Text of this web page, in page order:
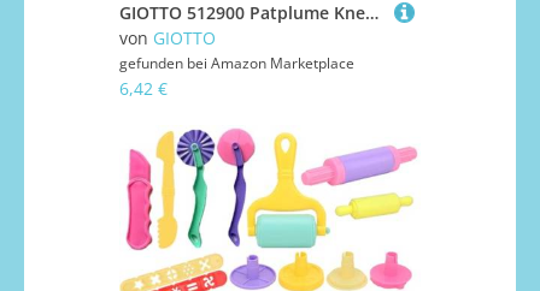
GIOTTO 512900 Patplume Knetmasse auf pflanzlicher Basis, ab 2 Jahre, Set mit 10 Farben à 20 g
von GIOTTO
gefunden bei Amazon Marketplace
6,42 €